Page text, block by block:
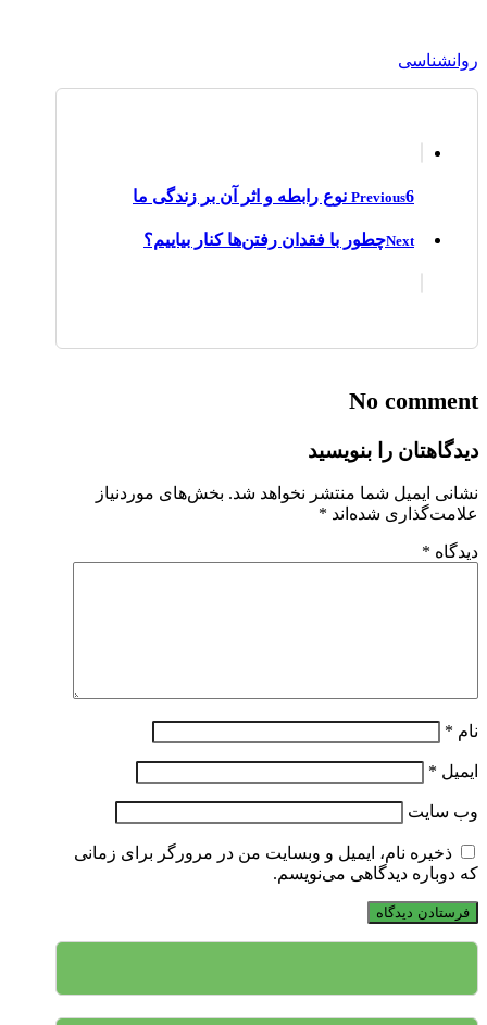
روانشناسی
Previous6 نوع رابطه و اثر آن بر زندگی ما
Nextچطور با فقدان رفتن‌ها کنار بیاییم؟
No comment
دیدگاهتان را بنویسید
نشانی ایمیل شما منتشر نخواهد شد. بخش‌های موردنیاز
علامت‌گذاری شده‌اند *
دیدگاه *
نام *
ایمیل *
وب‌ سایت
ذخیره نام، ایمیل و وبسایت من در مرورگر برای زمانی
که دوباره دیدگاهی می‌نویسم.